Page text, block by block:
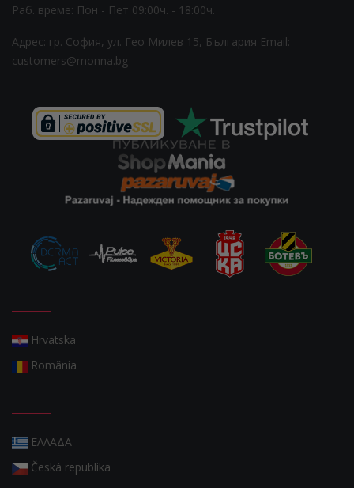
Раб. време: Пoн - Пет 09:00ч. - 18:00ч.
Адрес: гр. София, ул. Гео Милев 15, България Email:
customers@monna.bg
Hrvatska
România
ΕΛΛΑΔΑ
Česká republika